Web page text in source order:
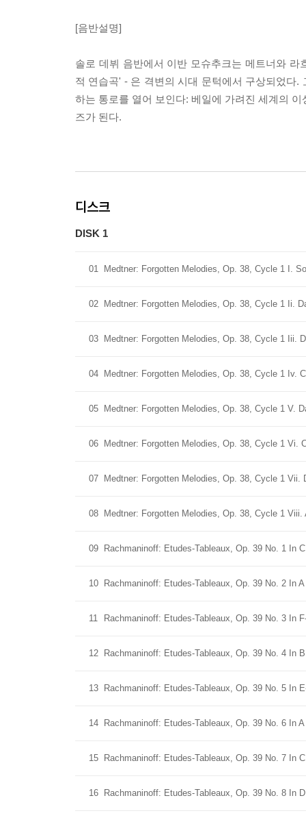
[음반설명]
솔로 데뷔 음반에서 이반 모슈추크는 메트너와
적 연습곡' - 은 격변의 시대 문턱에서 구상되었다
하는 통로를 열어 보인다: 베일에 가려진 세계의
즈가 된다.
디스크
DISK 1
01 Medtner: Forgotten Melodies, Op. 38, Cycle 1 I.
02 Medtner: Forgotten Melodies, Op. 38, Cycle 1 Ii.
03 Medtner: Forgotten Melodies, Op. 38, Cycle 1 Iii.
04 Medtner: Forgotten Melodies, Op. 38, Cycle 1 Iv.
05 Medtner: Forgotten Melodies, Op. 38, Cycle 1 V.
06 Medtner: Forgotten Melodies, Op. 38, Cycle 1 Vi.
07 Medtner: Forgotten Melodies, Op. 38, Cycle 1 Vii.
08 Medtner: Forgotten Melodies, Op. 38, Cycle 1
09 Rachmaninoff: Etudes-Tableaux, Op. 39 No. 1 In
10 Rachmaninoff: Etudes-Tableaux, Op. 39 No. 2 In
11 Rachmaninoff: Etudes-Tableaux, Op. 39 No. 3 In
12 Rachmaninoff: Etudes-Tableaux, Op. 39 No. 4 In
13 Rachmaninoff: Etudes-Tableaux, Op. 39 No. 5 In
14 Rachmaninoff: Etudes-Tableaux, Op. 39 No. 6 In
15 Rachmaninoff: Etudes-Tableaux, Op. 39 No. 7 In
16 Rachmaninoff: Etudes-Tableaux, Op. 39 No. 8 In